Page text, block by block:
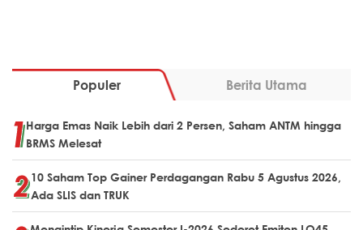
Populer Berita Utama
Harga Emas Naik Lebih dari 2 Persen, Saham ANTM hingga
BRMS Melesat
10 Saham Top Gainer Perdagangan Rabu 5 Agustus 2026,
Ada SLIS dan TRUK